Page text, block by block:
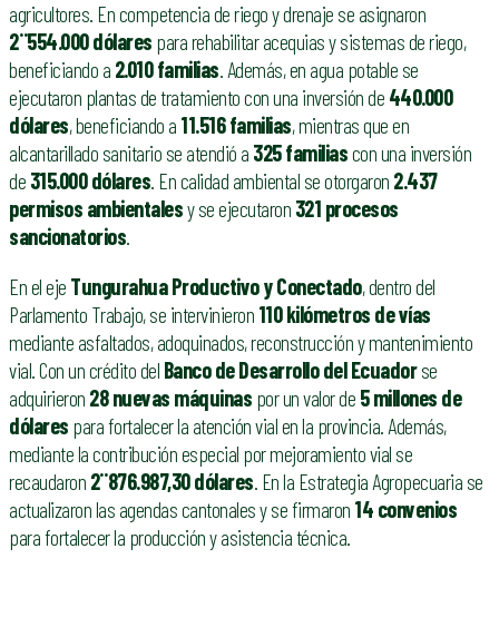
agricultores. En competencia de riego y drenaje se asignaron
2¨554.000 dólares para rehabilitar acequias y sistemas de riego,
beneficiando a 2.010 familias. Además, en agua potable se
ejecutaron plantas de tratamiento con una inversión de 440.000
dólares, beneficiando a 11.516 familias, mientras que en
alcantarillado sanitario se atendió a 325 familiascon una inversión
de 315.000 dólares. En calidad ambiental se otorgaron 2.437
permisos ambientalesy se ejecutaron 321 procesos
sancionatorios.
En el eje Tungurahua Productivo y Conectado, dentro del
Parlamento Trabajo, se intervinieron 110 kilómetros de vías
mediante asfaltados, adoquinados, reconstrucción y mantenimiento
vial. Con un crédito del Banco de Desarrollo del Ecuadorse
adquirieron 28 nuevas máquinas por un valor de 5 millones de
dólares para fortalecer la atención vial en la provincia. Además,
mediante la contribución especial por mejoramiento vial se
recaudaron 2¨876.987,30 dólares . En la Estrategia Agropecuaria se
actualizaron las agendas cantonales y se firmaron 14 convenios
para fortalecer la producción y asistencia técnica.